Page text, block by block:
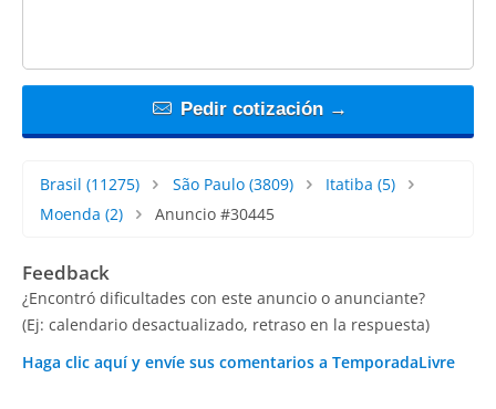
Pedir cotización →
Brasil (11275) São Paulo(3809) Itatiba (5)
Moenda (2) Anuncio #30445
Feedback
¿Encontró dificultades con este anuncio o anunciante?
(Ej: calendario desactualizado, retraso en la respuesta)
Haga clic aquí y envíe sus comentarios a TemporadaLivre